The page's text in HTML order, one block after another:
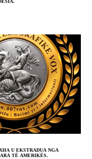
U EKSTRADUA NGA
TË AMERIKËS.